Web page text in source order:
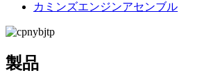
カミンズエンジンアセンブル
製品